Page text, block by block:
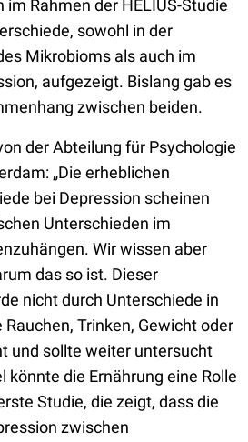
im Rahmen der HELIUS-Studie
sowohl in der
Mikrobioms als auch im
aufgezeigt. Bislang gab es
zwischen beiden.
der Abteilung für Psychologie
„Die erheblichen
bei Depression scheinen
Unterschieden im
Wir wissen aber
das so ist. Dieser
nicht durch Unterschiede in
Trinken, Gewicht oder
und sollte weiter untersucht
könnte die Ernährung eine Rolle
Studie, die zeigt, dass die
zwischen